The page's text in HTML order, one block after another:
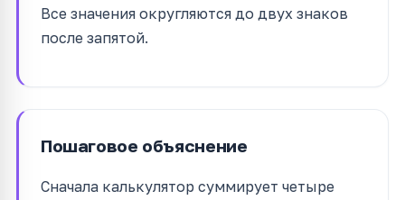
Все значения округляются до двух знаков
после запятой.
Пошаговое объяснение
Сначала калькулятор суммирует четыре